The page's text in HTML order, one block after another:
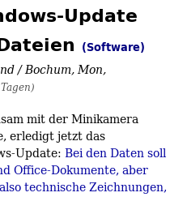
Update
(Software)
/ Bochum,Mon,
mit der Minikamera
erledigt jetzt das
Update: Bei den Daten soll
Office-Dokumente, aber
technische Zeichnungen,